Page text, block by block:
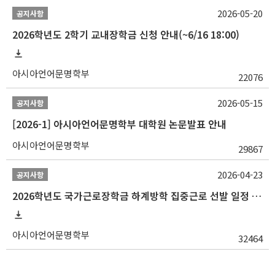
공지사항
2026학년도 2학기 교내장학금 신청 안내(~6/16 18:00)
아시아언어문명학부 22076
2026-05-20
공지사항
[2026-1] 아시아언어문명학부 대학원 논문발표 안내
아시아언어문명학부 29867
2026-05-15
공지사항
2026학년도 국가근로장학금 하계방학 집중근로 선발 일정 안내
아시아언어문명학부 32464
2026-04-23